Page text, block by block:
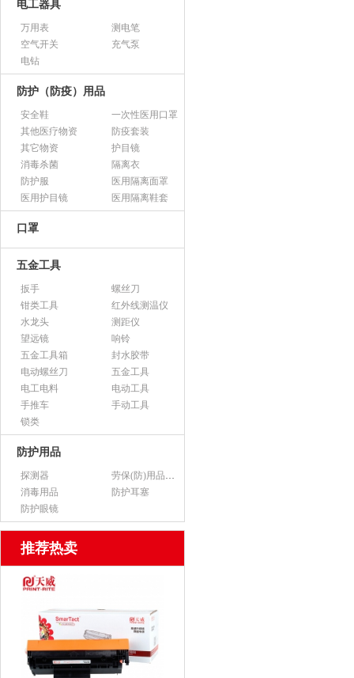
电工器具
万用表
测电笔
空气开关
充气泵
电钻
防护（防疫）用品
安全鞋
一次性医用口罩
其他医疗物资
防疫套装
其它物资
护目镜
消毒杀菌
隔离衣
防护服
医用隔离面罩
医用护目镜
医用隔离鞋套
口罩
五金工具
扳手
螺丝刀
钳类工具
红外线测温仪
水龙头
测距仪
望远镜
响铃
五金工具箱
封水胶带
电动螺丝刀
五金工具
电工电料
电动工具
手推车
手动工具
锁类
防护用品
探测器
劳保(防)用品（不含医用产品）
消毒用品
防护耳塞
防护眼镜
推荐热卖